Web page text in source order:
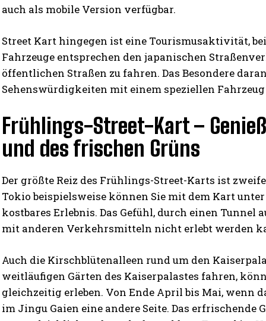
auch als mobile Version verfügbar.
Street Kart hingegen ist eine Tourismusaktivität,
Fahrzeuge entsprechen den japanischen
öffentlichen Straßen zu fahren. Das Besondere
Sehenswürdigkeiten mit einem speziellen
Frühlings-Street-Kart –
und des frischen Grüns
Der größte Reiz des Frühlings-Street-Karts ist
Tokio beispielsweise können Sie mit dem Kart
kostbares Erlebnis. Das Gefühl, durch einen Tunnel
mit anderen Verkehrsmitteln nicht erlebt werden
Auch die Kirschblütenalleen rund um den
weitläufigen Gärten des Kaiserpalastes fahren,
gleichzeitig erleben. Von Ende April bis Mai, wenn
im Jingu Gaien eine andere Seite. Das erfrischende